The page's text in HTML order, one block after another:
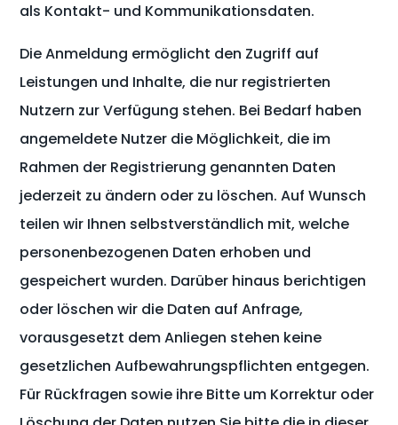
als Kontakt- und Kommunikationsdaten.
Die Anmeldung ermöglicht den Zugriff auf
Leistungen und Inhalte, die nur registrierten
Nutzern zur Verfügung stehen. Bei Bedarf haben
angemeldete Nutzer die Möglichkeit, die im
Rahmen der Registrierung genannten Daten
jederzeit zu ändern oder zu löschen. Auf Wunsch
teilen wir Ihnen selbstverständlich mit, welche
personenbezogenen Daten erhoben und
gespeichert wurden. Darüber hinaus berichtigen
oder löschen wir die Daten auf Anfrage,
vorausgesetzt dem Anliegen stehen keine
gesetzlichen Aufbewahrungspflichten entgegen.
Für Rückfragen sowie ihre Bitte um Korrektur oder